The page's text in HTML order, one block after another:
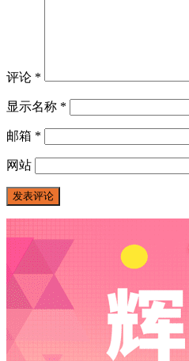
评论 *
显示名称 *
邮箱 *
网站